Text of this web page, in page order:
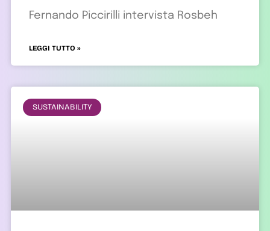
Fernando Piccirilli intervista Rosbeh
LEGGI TUTTO »
SUSTAINABILITY